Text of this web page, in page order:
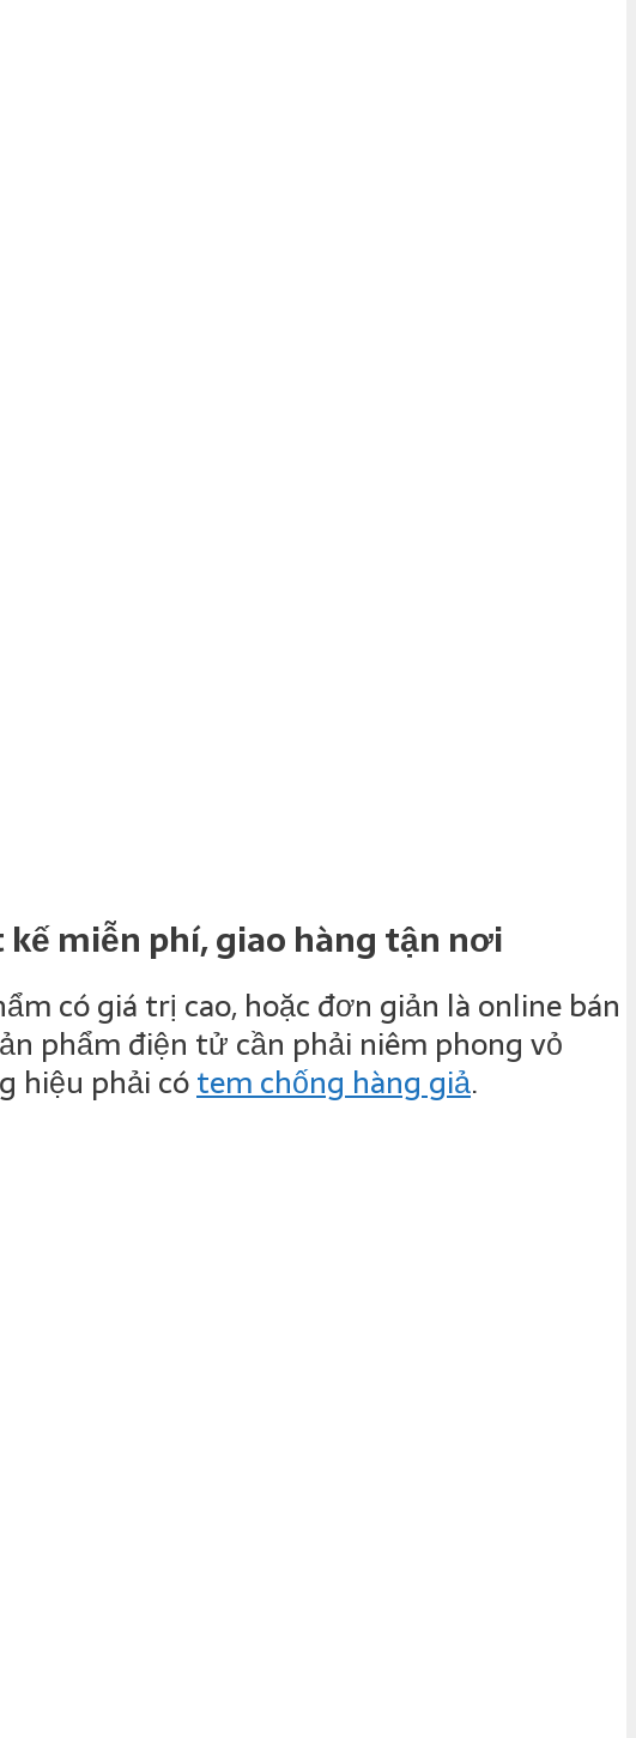
miễn phí, giao hàng tận nơi
có giá trị cao, hoặc đơn giản là online bán
phẩm điện tử cần phải niêm phong vỏ
hiệu phải cótem chống hàng giả.